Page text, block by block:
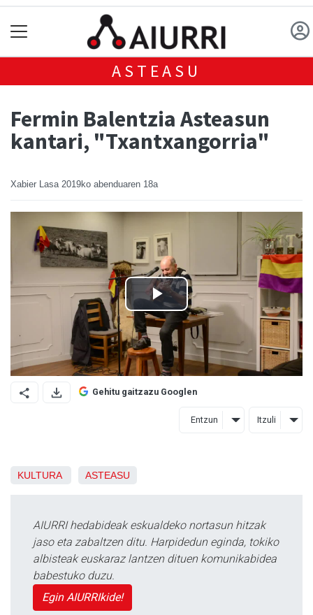
ASTEASU
Fermin Balentzia Asteasun
kantari, "Txantxangorria"
Xabier Lasa 2019ko abenduaren 18a
Gehitu gaitzazu Googlen
Entzun Itzuli
KULTURA ASTEASU
AIURRI hedabideak eskualdeko nortasun hitzak
jaso eta zabaltzen ditu. Harpidedun eginda, tokiko
albisteak euskaraz lantzen dituen komunikabidea
babestuko duzu.
Egin AIURRIkide!